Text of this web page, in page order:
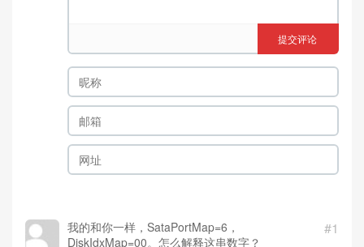
提交评论
#1
我的和你一样，SataPortMap=6，
DiskIdxMap=00。怎么解释这串数字？